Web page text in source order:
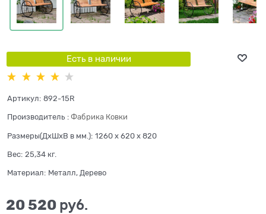
Есть в наличии
Артикул: 892-15R
Производитель : Фабрика Ковки
Размеры(ДхШхВ в мм.): 1260 x 620 x 820
Вес: 25,34 кг.
Материал: Металл, Дерево
20 520 руб.